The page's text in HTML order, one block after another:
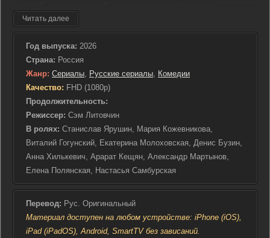
финансирование. В то же время Маше поступило заманчивое
предложение по карьере, которое сулило серьезные изменения и
угрозу для семейного благополучия. Ситуация осложнилась
неожиданным возвращением Кузи. Теперь он успешный
бизнесмен, и его появление значительно усложнило жизнь Маши
и её близких. Он надеялся возобновить отношения с ней, но
вскоре осознал, что это невозможно. В конечном итоге Кузя
решил навсегда уйти из её жизни, оставив её в прошлом. Эти
из героев пересмотреть свои ценности и сделать сложные
выборы, чтобы двигаться дальше.
Читать далее
Год выпуска: 2026
Страна: Россия
Жанр: Сериалы, Русские сериалы, Комедии
Качество: FHD (1080p)
Продолжительность:
Режиссер: Сэм Литовчин
В ролях: Станислав Ярушин, Мария Кожевникова,
Виталий Гогунский, Екатерина Молоховская, Денис Бузин,
Анна Хилькевич, Арарат Кещян, Александр Мартынов,
Елена Полянская, Настасья Самбурская
Перевод: Рус. Оригинальный
Материал доступен на любом устройстве: iPhone (iOS),
iPad (iPadOS), Android, SmartTV без зависаний.